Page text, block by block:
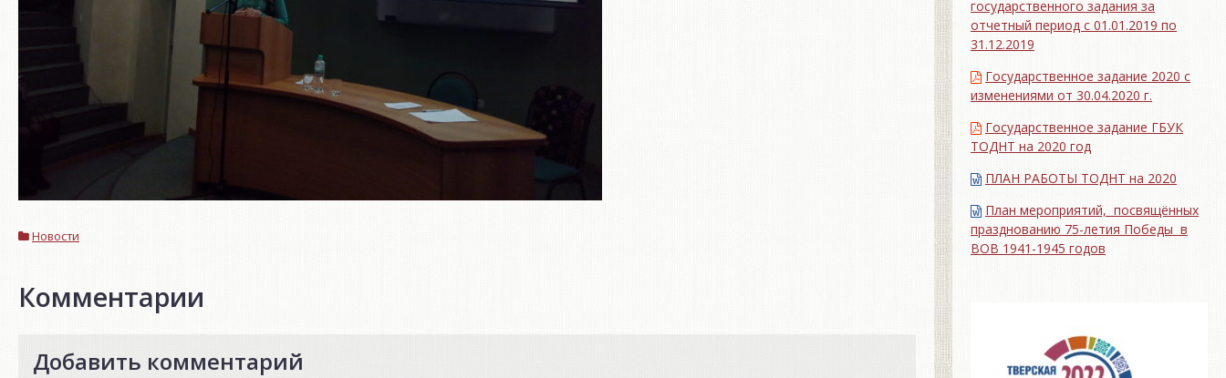
Новости
Комментарии
Добавить комментарий
государственного задания за
отчетный период с 01.01.2019 по
31.12.2019
Государственное задание 2020 с
изменениями от 30.04.2020 г.
Государственное задание ГБУК
ТОДНТ на 2020 год
ПЛАН РАБОТЫ ТОДНТ на 2020
План мероприятий, посвящённых
празднованию 75-летия Победы в
ВОВ 1941-1945 годов